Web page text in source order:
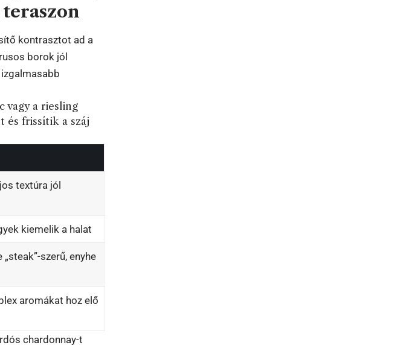
kontrasztot ad a
borok jól
vagy a riesling
és frissítik a száj
textúra jól
kiemelik a halat
szerű, enyhe
aromákat hoz elő
chardonnay-t